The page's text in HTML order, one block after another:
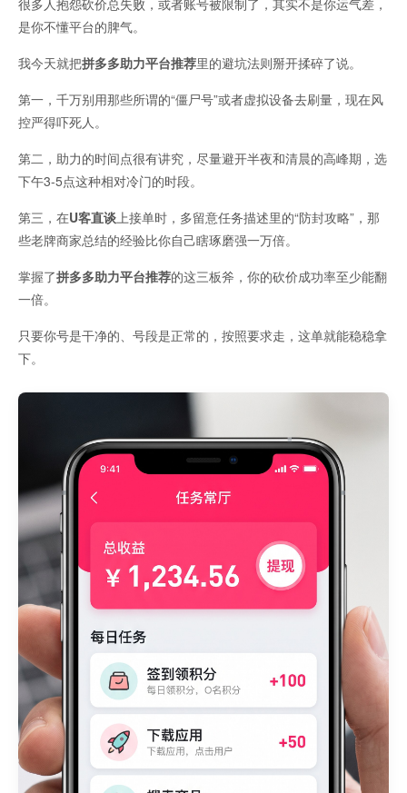
是你不懂平台的脾气。
我今天就把拼多多助力平台推荐里的避坑法则掰开揉碎了说。
第一，千万别用那些所谓的“僵尸号”或者虚拟设备去刷量，现在风
控严得吓死人。
第二，助力的时间点很有讲究，尽量避开半夜和清晨的高峰期，选
下午3-5点这种相对冷门的时段。
第三，在U客直谈 上接单时，多留意任务描述里的“防封攻略”，那
些老牌商家总结的经验比你自己瞎琢磨强一万倍。
掌握了拼多多助力平台推荐的这三板斧，你的砍价成功率至少能翻
一倍。
只要你号是干净的、号段是正常的，按照要求走，这单就能稳稳拿
下。